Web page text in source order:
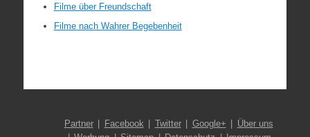
Filme über Freundschaft
Filme nach Wahrer Begebenheit
Partner Facebook Twitter Google+
Über uns